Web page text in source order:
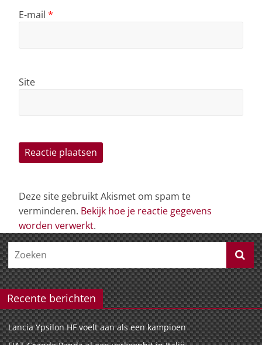
E-mail *
Site
Deze site gebruikt Akismet om spam te
verminderen. Bekijk hoe je reactie gegevens
worden verwerkt.
Recente berichten
Lancia Ypsilon HF voelt aan als een kampioen